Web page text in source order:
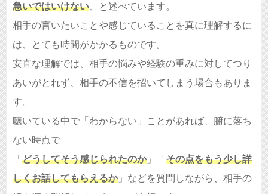
急いではいけない 、と述べています。
相手の言いたいことや感じていることを真に理解するに
は、とても時間がかかるものです。
安直な理解では、相手の悩みや経験の重みに対してつり
あいがとれず、相手の不信を招いてしまう場合もありま
す。
聴いている中で「わからない」ことがあれば、腑に落ち
ない時点で
「 どうしてそう感じられたのか」「 その点をもう少し詳
しくお話してもらえるか」などを質問しながら、相手の